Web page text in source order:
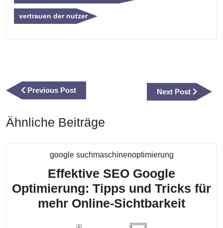
vertrauen der nutzer
Previous PostPrevious
Post
Next Post
Next
Post
Ähnliche Beiträge
google suchmaschinenoptimierungKategorie
Effektive SEO Google
Optimierung: Tipps und Tricks für
mehr Online-Sichtbarkeit